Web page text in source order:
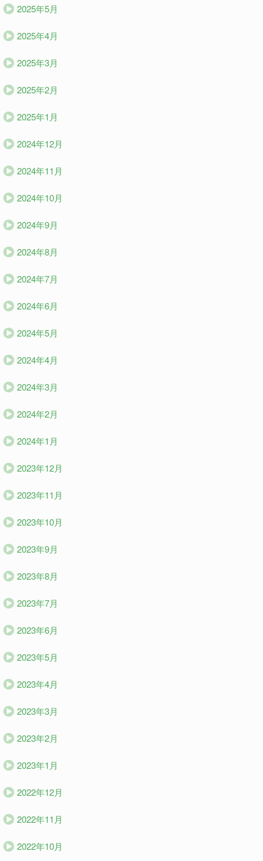
2025年5月
2025年4月
2025年3月
2025年2月
2025年1月
2024年12月
2024年11月
2024年10月
2024年9月
2024年8月
2024年7月
2024年6月
2024年5月
2024年4月
2024年3月
2024年2月
2024年1月
2023年12月
2023年11月
2023年10月
2023年9月
2023年8月
2023年7月
2023年6月
2023年5月
2023年4月
2023年3月
2023年2月
2023年1月
2022年12月
2022年11月
2022年10月